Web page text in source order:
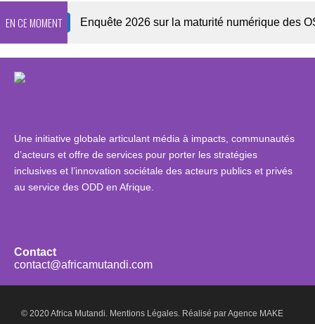
EN CE MOMENTEnquête 2026 sur la maturité numérique des OSC
Une initiative globale articulant média à impacts, communautés
d’acteurs et offre de services pour porter les stratégies
inclusives et l’innovation sociétale des acteurs publics et privés
au service des ODD en Afrique.
Contact
contact@africamutandi.com
© 2020 Africa Mutandi. Mentions Légales. Réalisé parAgence MAKE